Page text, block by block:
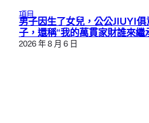
項目
男子因生了女兒，公公JIUYI
子，還稱“我的萬貫家財誰來繼
2026 年 8 月 6 日